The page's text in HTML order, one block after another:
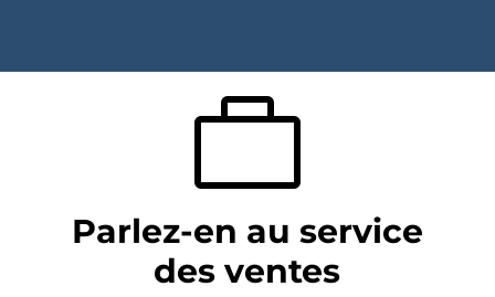

Parlez-en au service
des ventes